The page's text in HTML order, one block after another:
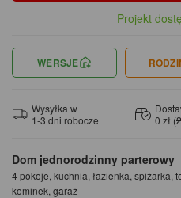
Dom jednorodzinny parterowy
4 pokoje, kuchnia, łazienka, spiżarka,
kominek, garaż
Projekt
WERSJE
Wysyłka w
1-3 dni robocze
0 zł (